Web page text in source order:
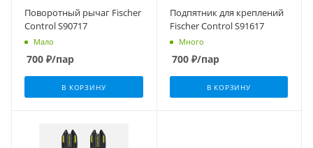
Поворотный рычаг Fischer
Control S90717
Мало
700 ₽/пар
В КОРЗИНУ
Подпятник для креплений
Fischer Control S91617
Много
700₽/пар
В КОРЗИНУ